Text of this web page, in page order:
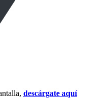
descárgate aquí